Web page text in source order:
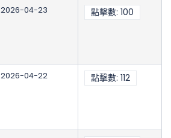
2026-04-23 點擊數: 100
2026-04-22 點擊數: 112